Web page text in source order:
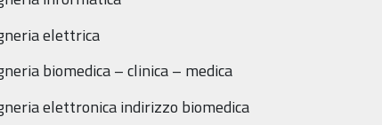
elettrica
biomedica – clinica – medica
elettronica indirizzo biomedica